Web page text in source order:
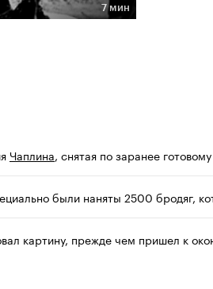
7 мин
Чаплина, снятая по заранее
были наняты 2500 бродяг,
картину, прежде чем пришел к